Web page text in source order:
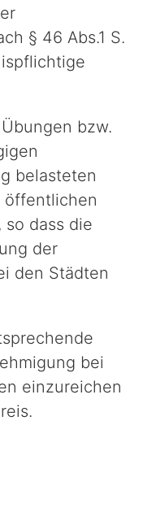
§ 46 Abs.1 S.
bzw.
belasteten
öffentlichen
dass die
der
den Städten
bei
einzureichen